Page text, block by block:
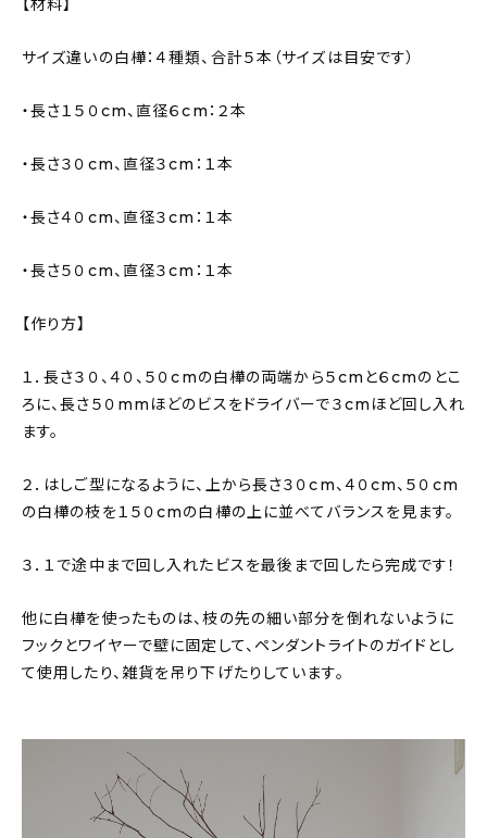
【材料】
サイズ違いの白樺：４種類、合計５本（サイズは目安です）
・長さ１５０cm、直径６cm：２本
・長さ３０cm、直径３cm：１本
・長さ４０cm、直径３cm：１本
・長さ５０cm、直径３cm：１本
【作り方】
１．長さ３０、４０、５０cmの白樺の両端から５cmと６cmのとこ
ろに、長さ５０mmほどのビスをドライバーで３cmほど回し入れ
ます。
２．はしご型になるように、上から長さ３０cm、４０cm、５０cm
の白樺の枝を１５０cmの白樺の上に並べてバランスを見ます。
３．１で途中まで回し入れたビスを最後まで回したら完成です！
他に白樺を使ったものは、枝の先の細い部分を倒れないように
フックとワイヤーで壁に固定して、ペンダントライトのガイドとし
て使用したり、雑貨を吊り下げたりしています。